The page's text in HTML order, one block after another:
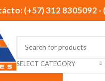
(+57) 312 8305092 -
SELECT CATEGORY